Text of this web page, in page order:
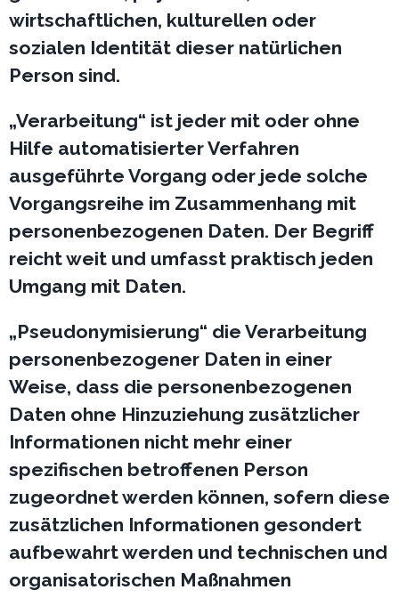
wirtschaftlichen, kulturellen oder
sozialen Identität dieser natürlichen
Person sind.
„Verarbeitung“ ist jeder mit oder ohne
Hilfe automatisierter Verfahren
ausgeführte Vorgang oder jede solche
Vorgangsreihe im Zusammenhang mit
personenbezogenen Daten. Der Begriff
reicht weit und umfasst praktisch jeden
Umgang mit Daten.
„Pseudonymisierung“ die Verarbeitung
personenbezogener Daten in einer
Weise, dass die personenbezogenen
Daten ohne Hinzuziehung zusätzlicher
Informationen nicht mehr einer
spezifischen betroffenen Person
zugeordnet werden können, sofern diese
zusätzlichen Informationen gesondert
aufbewahrt werden und technischen und
organisatorischen Maßnahmen